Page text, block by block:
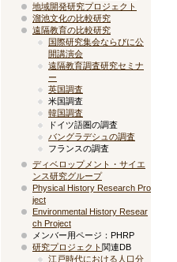
地域開発研究プロジェクト
溜池文化の比較研究
遠隔教育の比較研究
国際研究集会ならびに公
開講演会
遠隔教育調査研究セミナ
ー
英国調査
米国調査
韓国調査
ドイツ語圏の調査
バングラデシュの調査
フランスの調査
ディベロップメント・サイエ
ンス研究グループ
Physical History Research Pro
ject
Environmental History Resear
ch Project
メンバー用ページ：PHRP
研究プロジェクト関連DB
江戸時代における人口分